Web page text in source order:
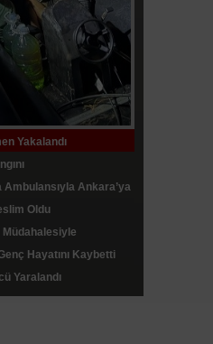
Yakalandı
Ambulansıyla Ankara’ya
Oldu
Müdahalesiyle
Hayatını Kaybetti
Yaralandı